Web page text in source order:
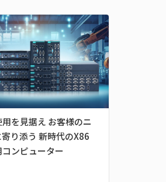
を見据え お客様のニ
り添う 新時代のX86
ンピューター